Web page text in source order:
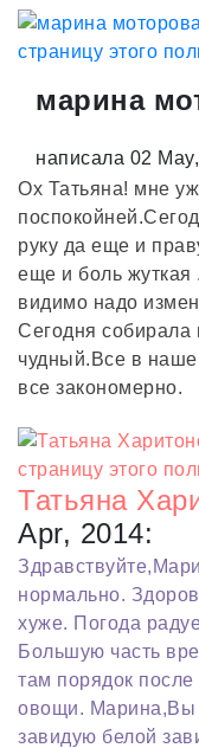
марина
написала 02
Ох Татьяна! мне
руку да еще и
еще и боль жуткая
видимо надо
Сегодня собирала
чудный.Все в
все закономерно.
Татьяна
Apr, 2014:
нормально.
хуже. Погода
Большую часть
там порядок
овощи. Марина,Вы
завидую белой